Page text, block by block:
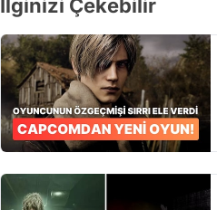
İlginizi Çekebilir